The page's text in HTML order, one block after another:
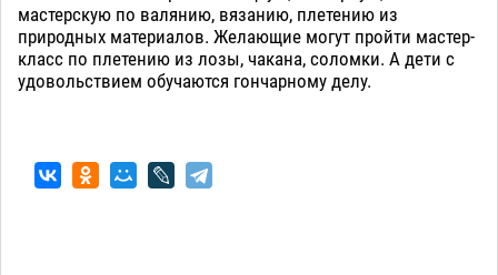
мастерскую по валянию, вязанию, плетению из
природных материалов. Желающие могут пройти мастер-
класс по плетению из лозы, чакана, соломки. А дети с
удовольствием обучаются гончарному делу.